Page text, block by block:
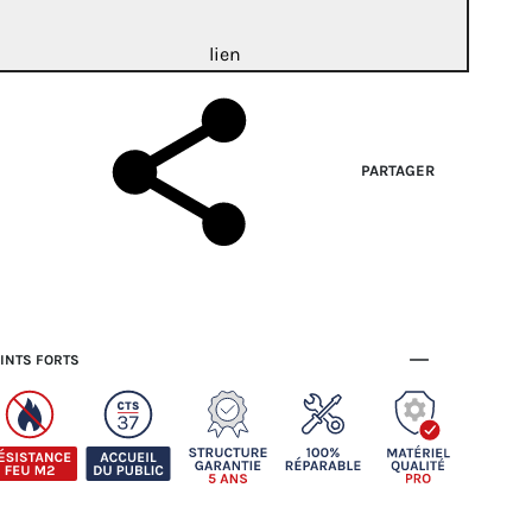
lien
PARTAGER
FORTS